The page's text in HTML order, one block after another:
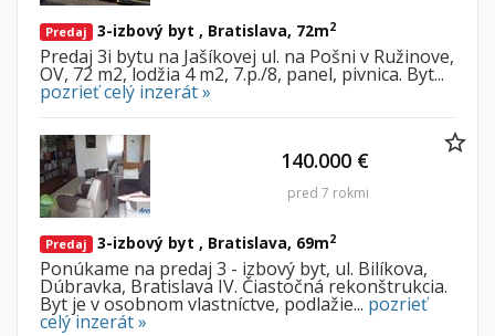
Predaj 3-izbový byt , Bratislava, 72m2
Predaj 3i bytu na Jašíkovej ul. na Pošni v Ružinove,
OV, 72 m2, lodžia 4 m2, 7.p./8, panel, pivnica. Byt...
pozrieť celý inzerát »
Predaj 3-izbový byt , Bratislava, 69m2
Ponúkame na predaj 3 - izbový byt, ul. Bilíkova,
Dúbravka, Bratislava IV. Čiastočná rekonštrukcia.
Byt je v osobnom vlastníctve, podlažie... pozrieť
celý inzerát »
140.000 €
pred 7 rokmi